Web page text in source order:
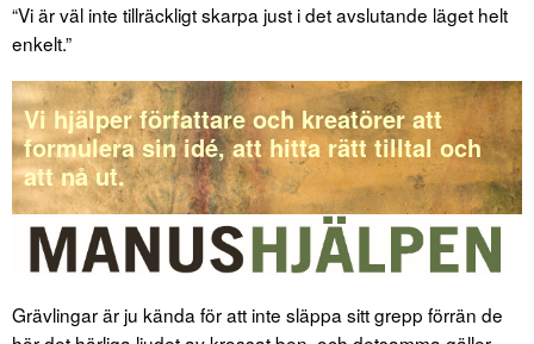
“Vi är väl inte tillräckligt skarpa just i det avslutande läget helt
enkelt.”
Vi hjälper författare och kreatörer att
formulera sin idé, att hitta rätt tilltal och
att nå ut.
Grävlingar är ju kända för att inte släppa sitt grepp förrän de